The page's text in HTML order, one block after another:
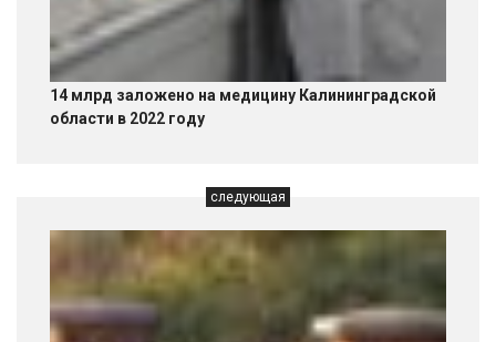
14 млрд заложено на медицину Калининградской
области в 2022 году
следующая